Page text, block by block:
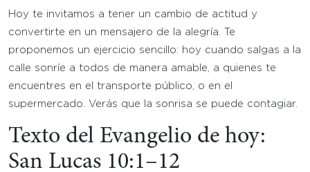
Hoy te invitamos a tener un cambio de actitud y
convertirte en un mensajero de la alegría. Te
proponemos un ejercicio sencillo: hoy cuando salgas a la
calle sonríe a todos de manera amable, a quienes te
encuentres en el transporte público, o en el
supermercado. Verás que la sonrisa se puede contagiar.
Texto del Evangelio de hoy:
San Lucas 10:1–12